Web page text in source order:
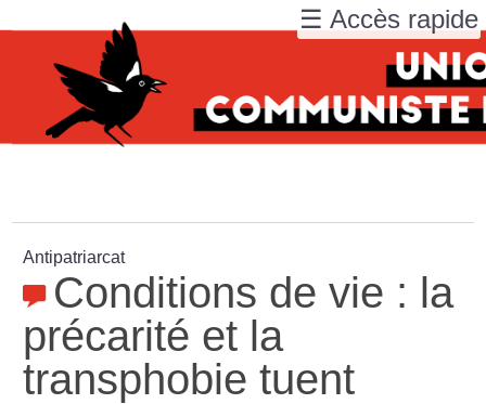
Antipatriarcat
Conditions de vie : la
précarité et la
transphobie tuent
☰ Accès rapide